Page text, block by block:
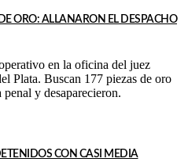
ORO: ALLANARON EL DESPACHO
en la oficina del juez
Plata. Buscan 177 piezas de oro
y desaparecieron.
CON CASI MEDIA